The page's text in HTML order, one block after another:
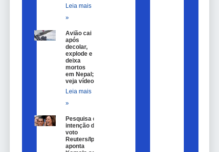
Leia mais
»
Avião cai
após
decolar,
explode e
deixa
mortos
em Nepal;
veja vídeo
Leia mais
»
Pesquisa de
intenção de
voto
Reuters/Ipsos
aponta